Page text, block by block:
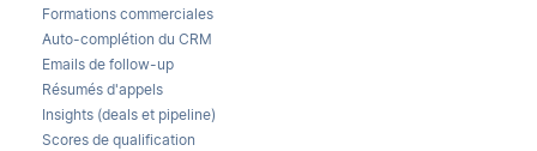
Formations commerciales
Auto-complétion du CRM
Emails de follow-up
Résumés d'appels
Insights (deals et pipeline)
Scores de qualification